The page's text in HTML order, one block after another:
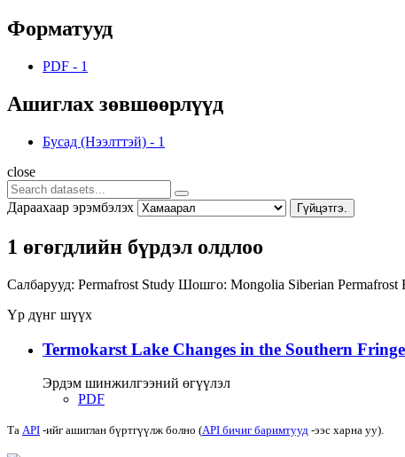
Форматууд
PDF - 1
Ашиглах зөвшөөрлүүд
Бусад (Нээлттэй) - 1
close
Дараахаар эрэмбэлэх Гүйцэтгэ.
1 өгөгдлийн бүрдэл олдлоо
Салбарууд: Permafrost Study Шошго: Mongolia Siberian Permafrost
Үр дүнг шүүх
Termokarst Lake Changes in the Southern
Эрдэм шинжилгээний өгүүлэл
PDF
Та API -ийг ашиглан бүртгүүлж болно (API бичиг баримтууд -ээс харна уу).